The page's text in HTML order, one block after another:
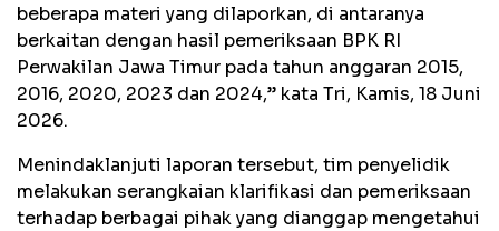
beberapa materi yang dilaporkan, di antaranya
berkaitan dengan hasil pemeriksaan BPK RI
Perwakilan Jawa Timur pada tahun anggaran 2015,
2016, 2020, 2023 dan 2024,” kata Tri, Kamis, 18 Juni
2026.
Menindaklanjuti laporan tersebut, tim penyelidik
melakukan serangkaian klarifikasi dan pemeriksaan
terhadap berbagai pihak yang dianggap mengetahui